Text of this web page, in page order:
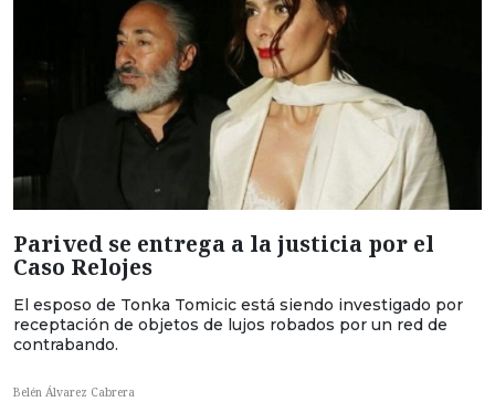
Parived se entrega a la justicia por el
Caso Relojes
El esposo de Tonka Tomicic está siendo investigado por
receptación de objetos de lujos robados por un red de
contrabando.
Belén Álvarez Cabrera